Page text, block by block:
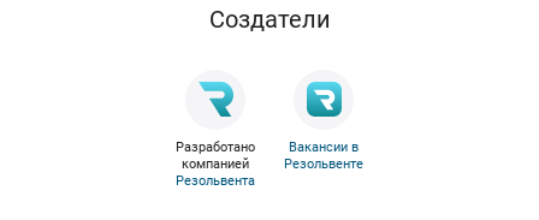
Cоздатели
Разработано
компанией
Резольвента
Вакансии в
Резольвенте